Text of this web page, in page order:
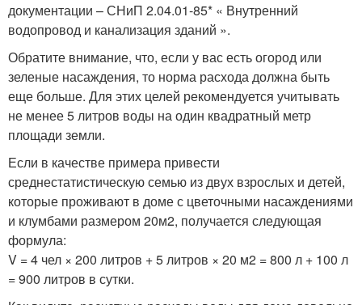
документации – СНиП 2.04.01-85* « Внутренний
водопровод и канализация зданий ».
Обратите внимание, что, если у вас есть огород или
зеленые насаждения, то норма расхода должна быть
еще больше. Для этих целей рекомендуется учитывать
не менее 5 литров воды на один квадратный метр
площади земли.
Если в качестве примера привести
среднестатистическую семью из двух взрослых и детей,
которые проживают в доме с цветочными насаждениями
и клумбами размером 20м2, получается следующая
формула:
V = 4 чел × 200 литров + 5 литров × 20 м2 = 800 л + 100 л
= 900 литров в сутки.